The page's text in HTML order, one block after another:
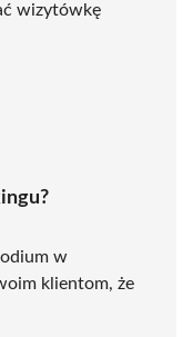
wizytówkę
w
klientom, że